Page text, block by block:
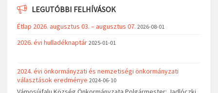
LEGUTÓBBI FELHÍVÁSOK
Étlap 2026. augusztus 03. – augusztus 07. 2026-08-01
2026. évi hulladéknaptár 2025-01-01
2024. évi önkormányzati és nemzetiségi önkormányzati
választások eredménye 2024-06-10